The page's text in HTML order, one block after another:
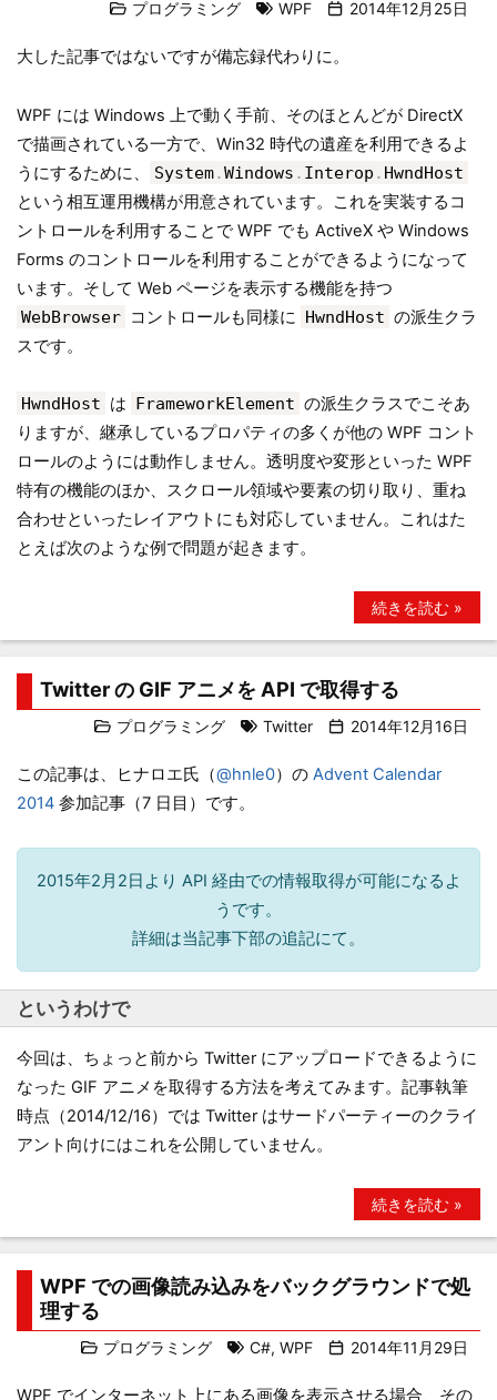
プログラミング WPF 2014年12月25日
大した記事ではないですが備忘録代わりに。
WPF には Windows 上で動く手前、そのほとんどが DirectX
で描画されている一方で、Win32 時代の遺産を利用できるよ
うにするために、
System.Windows . Interop . HwndHost
という相互運用機構が用意されています。これを実装するコ
ントロールを利用することで WPF でも ActiveX や Windows
Forms のコントロールを利用することができるようになって
います。そして Web ページを表示する機能を持つ
WebBrowser コントロールも同様に HwndHost の派生クラ
スです。
HwndHost は FrameworkElement の派生クラスでこそあ
りますが、継承しているプロパティの多くが他の WPF コント
ロールのようには動作しません。透明度や変形といった WPF
特有の機能のほか、スクロール領域や要素の切り取り、重ね
合わせといったレイアウトにも対応していません。これはた
とえば次のような例で問題が起きます。
続きを読む »
Twitter の GIF アニメを API で取得する
プログラミング Twitter 2014年12月16日
この記事は、ヒナロエ氏（@hnle0）の Advent Calendar
2014 参加記事（7 日目）です。
2015年2月2日より API 経由での情報取得が可能になるよ
うです。
詳細は当記事下部の追記にて。
というわけで
今回は、ちょっと前から Twitter にアップロードできるように
なった GIF アニメを取得する方法を考えてみます。記事執筆
時点（2014/12/16）では Twitter はサードパーティーのクライ
アント向けにはこれを公開していません。
続きを読む »
WPF での画像読み込みをバックグラウンドで処
理する
プログラミング C#, WPF 2014年11月29日
WPF でインターネット上にある画像を表示させる場合、その